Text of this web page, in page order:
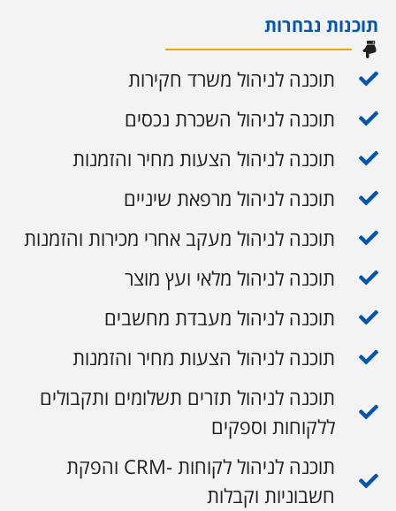
תוכנות נבחרות
תוכנה לניהול משרד חקירות
תוכנה לניהול השכרת נכסים
תוכנה לניהול הצעות מחיר והזמנות
תוכנה לניהול מרפאת שיניים
תוכנה לניהול מעקב אחרי מכירות והזמנות
תוכנה לניהול מלאי ועץ מוצר
תוכנה לניהול מעבדת מחשבים
תוכנה לניהול הצעות מחיר והזמנות
תוכנה לניהול תזרים תשלומים ותקבולים
ללקוחות וספקים
תוכנה לניהול לקוחות -CRM והפקת
חשבוניות וקבלות